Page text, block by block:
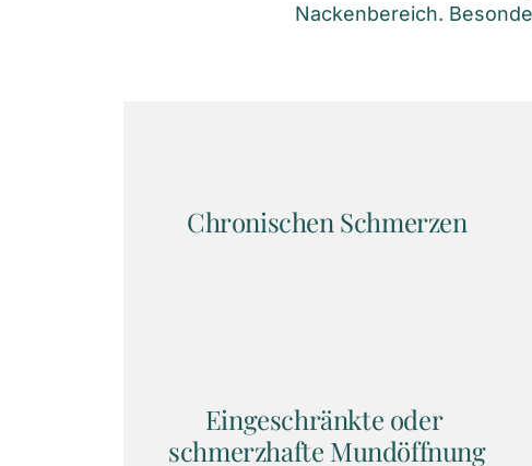
Nackenbereich.
Chronischen Schmerzen
Eingeschränkte oder
schmerzhafte Mundöffnung